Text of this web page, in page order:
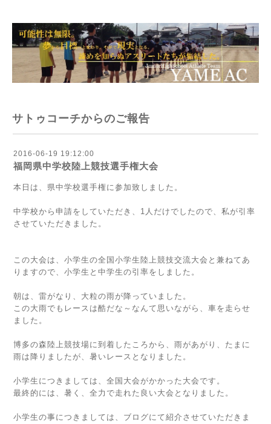
サトゥコーチからのご報告
2016-06-19 19:12:00
福岡県中学校陸上競技選手権大会
本日は、県中学校選手権に参加致しました。
中学校から申請をしていただき、1人だけでしたので、私が引率
させていただきました。
この大会は、小学生の全国小学生陸上競技交流大会と兼ねてあ
りますので、小学生と中学生の引率をしました。
朝は、雷がなり、大粒の雨が降っていました。
この大雨でもレースは酷だな～なんて思いながら、車を走らせ
ました。
博多の森陸上競技場に到着したころから、雨があがり、たまに
雨は降りましたが、暑いレースとなりました。
小学生につきましては、全国大会がかかった大会です。
最終的には、暑く、全力で走れた良い大会となりました。
小学生の事につきましては、ブログにて紹介させていただきま